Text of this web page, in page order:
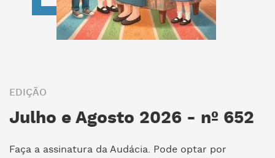
EDIÇÃO
Julho e Agosto 2026 - nº 652
Faça a assinatura da Audácia. Pode optar por